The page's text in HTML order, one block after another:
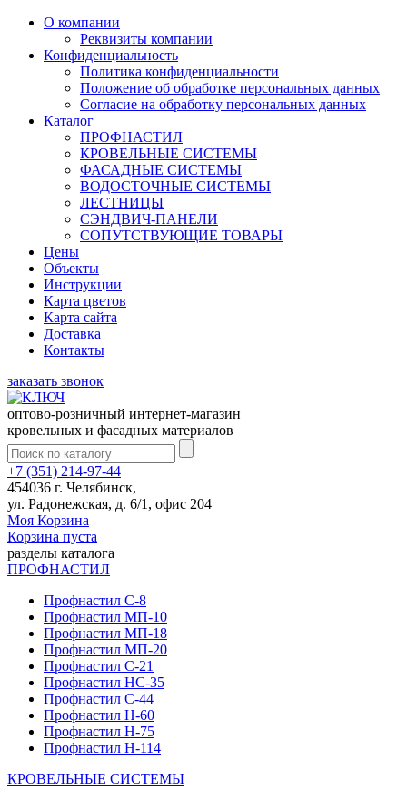
О компании
Реквизиты компании
Конфиденциальность
Политика конфиденциальности
Положение об обработке персональных данных
Согласие на обработку персональных данных
Каталог
ПРОФНАСТИЛ
КРОВЕЛЬНЫЕ СИСТЕМЫ
ФАСАДНЫЕ СИСТЕМЫ
ВОДОСТОЧНЫЕ СИСТЕМЫ
ЛЕСТНИЦЫ
СЭНДВИЧ-ПАНЕЛИ
СОПУТСТВУЮЩИЕ ТОВАРЫ
Цены
Объекты
Инструкции
Карта цветов
Карта сайта
Доставка
Контакты
заказать звонок
оптово-розничный интернет-магазин
кровельных и фасадных материалов
+7 (351) 214-97-44
454036 г. Челябинск,
ул. Радонежская, д. 6/1, офис 204
Моя Корзина
Корзина пуста
разделы каталога
ПРОФНАСТИЛ
Профнастил С-8
Профнастил МП-10
Профнастил МП-18
Профнастил МП-20
Профнастил С-21
Профнастил НС-35
Профнастил С-44
Профнастил Н-60
Профнастил Н-75
Профнастил Н-114
КРОВЕЛЬНЫЕ СИСТЕМЫ